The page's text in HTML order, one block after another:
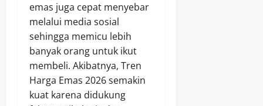
emas juga cepat menyebar
melalui media sosial
sehingga memicu lebih
banyak orang untuk ikut
membeli. Akibatnya, Tren
Harga Emas 2026 semakin
kuat karena didukung